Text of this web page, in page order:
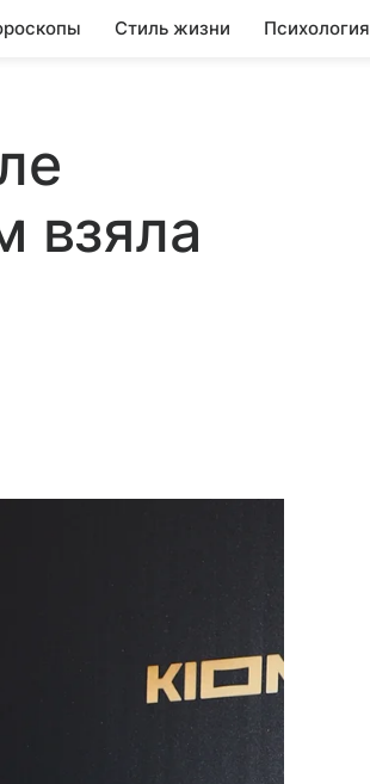
Стиль жизни Психология
взяла